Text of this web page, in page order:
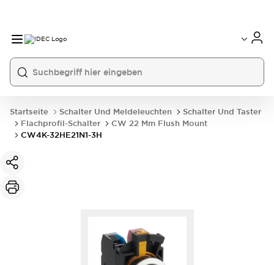
Startseite Schalter Und Meldeleuchten
Schalter Und Taster
Flachprofil-Schalter
CW 22 Mm Flush Mount
CW4K-32HE21N1-3H